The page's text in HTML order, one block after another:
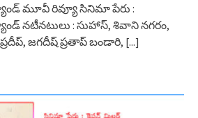
మూవీ రివ్యూ సినిమా పేరు :
నటీనటులు : సుహాస్, శివాని నగరం,
జగదీష్ ప్రతాప్ బండారి, [...]